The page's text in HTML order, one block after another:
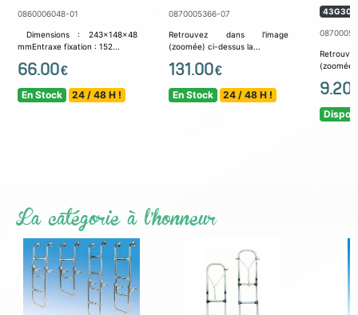
0860006048-01
Dimensions : 243x148x48
mmEntraxe fixation : 152...
66.00€
En Stock 24 / 48 H !
0870005366-07
Retrouvez dans l'image
(zoomée) ci-dessus la...
131.00€
En Stock 24 / 48 H ! 9.20
La catégorie à l'honneur